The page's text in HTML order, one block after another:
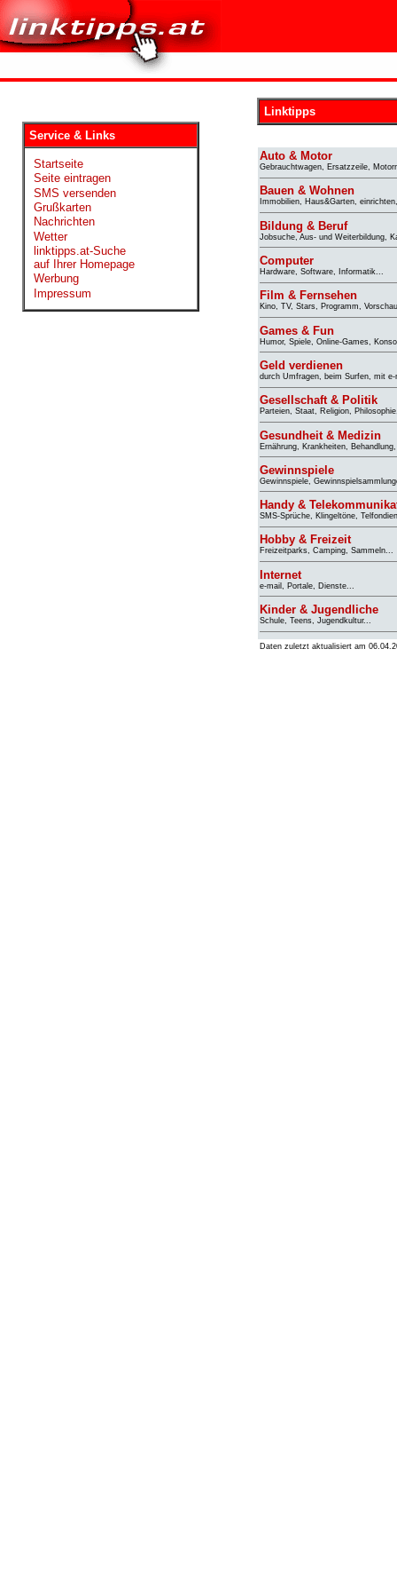
Service & Links
Startseite
Seite eintragen
SMS versenden
Grußkarten
Nachrichten
Wetter
linktipps.at-Suche
auf Ihrer Homepage
Werbung
Impressum
Linktipps
Auto & Motor
Gebrauchtwagen, Ersatzzeile,
Bauen & Wohnen
Immobilien, Haus&Garten,
Bildung & Beruf
Jobsuche, Aus- und Weiterbildung,
Computer
Hardware, Software, Informatik...
Film & Fernsehen
Kino, TV, Stars, Programm,
Games & Fun
Humor, Spiele, Online-Games,
Geld verdienen
durch Umfragen, beim Surfen, mit
Gesellschaft & Politik
Parteien, Staat, Religion,
Gesundheit & Medizin
Ernährung, Krankheiten,
Gewinnspiele
Gewinnspiele,
Handy &
SMS-Sprüche, Klingeltöne,
Hobby & Freizeit
Freizeitparks, Camping, Sammeln...
Internet
e-mail, Portale, Dienste...
Kinder & Jugendliche
Schule, Teens, Jugendkultur...
Daten zuletzt aktualisiert am